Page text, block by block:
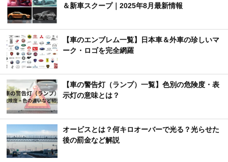
＆新車スクープ｜2025年8月最新情報
【車のエンブレム一覧】日本車＆外車の珍しいマ
ーク・ロゴを完全網羅
【車の警告灯（ランプ）一覧】色別の危険度・表
示灯の意味とは？
オービスとは？何キロオーバーで光る？光らせた
後の罰金など解説